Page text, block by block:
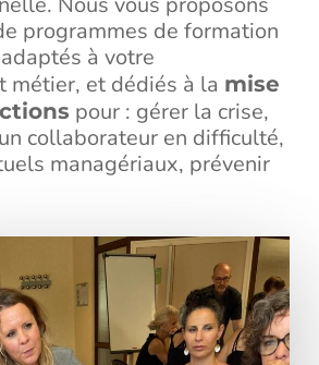
programmes de formation
à votre
métier, et dédiés à la mise
pour : gérer la crise,
collaborateur en difficulté,
managériaux, prévenir